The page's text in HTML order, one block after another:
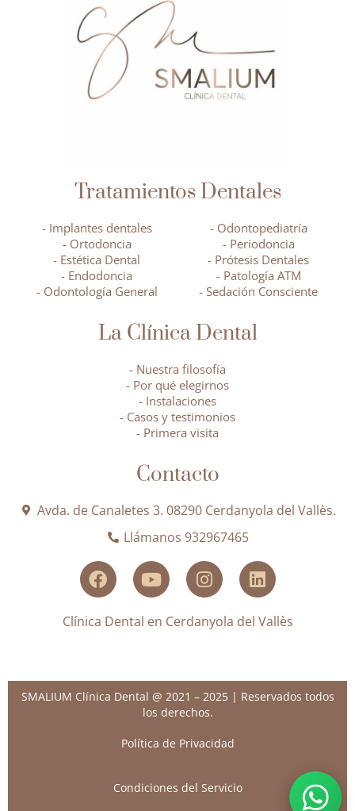
Tratamientos Dentales
- Implantes dentales
- Ortodoncia
- Estética Dental
- Endodoncia
- Odontología General
- Odontopediatría
- Periodoncia
- Prótesis Dentales
- Patología ATM
- Sedación Consciente
La Clínica Dental
- Nuestra filosofía
- Por qué elegirnos
- Instalaciones
- Casos y testimonios
- Primera visita
Contacto
Avda. de Canaletes 3. 08290 Cerdanyola del Vallès.
Llámanos 932967465
Clínica Dental en Cerdanyola del Vallès
SMALIUM Clínica Dental @ 2021 – 2025 | Reservados todos
los derechos.
Política de Privacidad
Condiciones del Servicio